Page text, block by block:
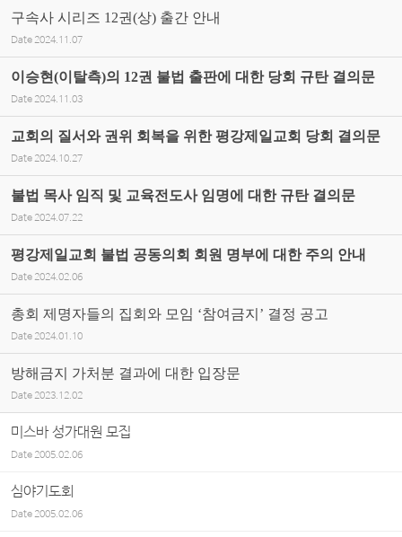
구속사 시리즈 12권(상) 출간 안내
Date 2024.11.07
이승현(이탈측)의 12권 불법 출판에 대한 당회 규탄 결의문
Date 2024.11.03
교회의 질서와 권위 회복을 위한 평강제일교회 당회 결의문
Date 2024.10.27
불법 목사 임직 및 교육전도사 임명에 대한 규탄 결의문
Date 2024.07.22
평강제일교회 불법 공동의회 회원 명부에 대한 주의 안내
Date 2024.02.06
총회 제명자들의 집회와 모임 ‘참여금지’ 결정 공고
Date 2024.01.10
방해금지 가처분 결과에 대한 입장문
Date 2023.12.02
미스바 성가대원 모집
Date2005.02.06
심야기도회
Date2005.02.06